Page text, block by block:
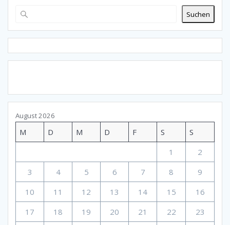
Suchen
August 2026
M D M D F S
S
1
2
3
4 5 6 7 8
9
10
11 12 13 14 15
16
17
18 19 20 21 22 23